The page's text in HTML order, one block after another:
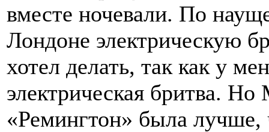
вместе ночевали. По
Лондоне электрическую
хотел делать, так как у
электрическая бритва.
«Ремингтон» была лучше,